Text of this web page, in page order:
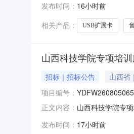
手机中标后在我
发布时间： 16小时前
相关产品：
USB扩展卡
山西科技学院专项培
招标｜招标公告 山西省
项目编号：
正文内容： 山西科技学院专
金额：383800元
发布时间： 17小时前